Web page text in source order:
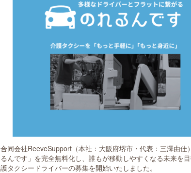
合同会社ReeveSupport（本社：大阪府堺市・代表：三澤由
るんです」を完全無料化し、誰もが移動しやすくなる未来を
護タクシードライバーの募集を開始いたしました。